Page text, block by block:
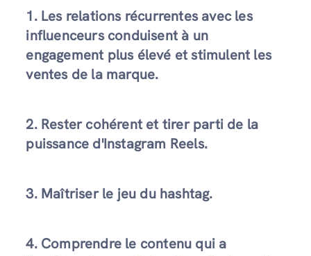
1. Les relations récurrentes avec les
influenceurs conduisent à un
engagement plus élevé et stimulent les
ventes de la marque.
2. Rester cohérent et tirer parti de la
puissance d'Instagram Reels.
3. Maîtriser le jeu du hashtag.
4. Comprendre le contenu qui a